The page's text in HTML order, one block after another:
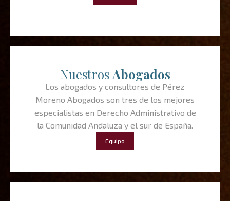
NuestrosAbogados
Los abogados y consultores de Pérez
Moreno Abogados son tres de los mejores
especialistas en Derecho Administrativo de
la Comunidad Andaluza y el sur de España.
Equipo